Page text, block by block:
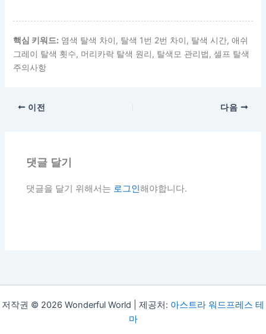
핵심 키워드: 염색 탈색 차이, 탈색 1번 2번 차이, 탈색 시간, 애쉬
그레이 탈색 횟수, 머리카락 탈색 원리, 탈색모 관리법, 셀프 탈색
주의사항
이전 다음
댓글 달기
댓글을 달기 위해서는 로그인해야합니다.
저작권 © 2026 Wonderful World | 제공처: 아스트라 워드프레스 테
마